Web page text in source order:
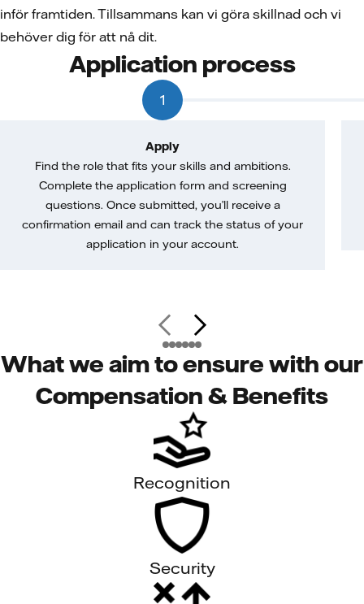
inför framtiden. Tillsammans kan vi göra skillnad och vi
behöver dig för att nå dit.
Application process
1
Apply
Find the role that fits your skills and ambitions.
Complete the application form and screening
questions. Once submitted, you’ll receive a
confirmation email and can track the status of your
application in your account.
What we aim to ensure with our
Compensation & Benefits
Recognition
Security